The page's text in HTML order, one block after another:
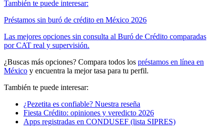
También te puede interesar:
Préstamos sin buró de crédito en México 2026
Las mejores opciones sin consulta al Buró de Crédito comparadas
por CAT real y supervisión.
¿Buscas más opciones? Compara todos los préstamos en línea en
México y encuentra la mejor tasa para tu perfil.
También te puede interesar:
¿Pezetita es confiable? Nuestra reseña
Fiesta Crédito: opiniones y veredicto 2026
Apps registradas en CONDUSEF (lista SIPRES)